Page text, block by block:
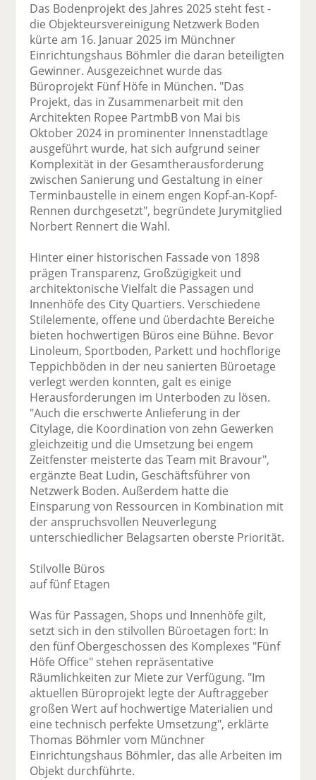
Das Bodenprojekt des Jahres 2025 steht fest -
die Objekteursvereinigung Netzwerk Boden
kürte am 16. Januar 2025 im Münchner
Einrichtungshaus Böhmler die daran beteiligten
Gewinner. Ausgezeichnet wurde das
Büroprojekt Fünf Höfe in München. "Das
Projekt, das in Zusammenarbeit mit den
Architekten Ropee PartmbB von Mai bis
Oktober 2024 in prominenter Innenstadtlage
ausgeführt wurde, hat sich aufgrund seiner
Komplexität in der Gesamtherausforderung
zwischen Sanierung und Gestaltung in einer
Terminbaustelle in einem engen Kopf-an-Kopf-
Rennen durchgesetzt", begründete Jurymitglied
Norbert Rennert die Wahl.
Hinter einer historischen Fassade von 1898
prägen Transparenz, Großzügigkeit und
architektonische Vielfalt die Passagen und
Innenhöfe des City Quartiers. Verschiedene
Stilelemente, offene und überdachte Bereiche
bieten hochwertigen Büros eine Bühne. Bevor
Linoleum, Sportboden, Parkett und hochflorige
Teppichböden in der neu sanierten Büroetage
verlegt werden konnten, galt es einige
Herausforderungen im Unterboden zu lösen.
"Auch die erschwerte Anlieferung in der
Citylage, die Koordination von zehn Gewerken
gleichzeitig und die Umsetzung bei engem
Zeitfenster meisterte das Team mit Bravour",
ergänzte Beat Ludin, Geschäftsführer von
Netzwerk Boden. Außerdem hatte die
Einsparung von Ressourcen in Kombination mit
der anspruchsvollen Neuverlegung
unterschiedlicher Belagsarten oberste Priorität.
Stilvolle Büros
auf fünf Etagen
Was für Passagen, Shops und Innenhöfe gilt,
setzt sich in den stilvollen Büroetagen fort: In
den fünf Obergeschossen des Komplexes "Fünf
Höfe Office" stehen repräsentative
Räumlichkeiten zur Miete zur Verfügung. "Im
aktuellen Büroprojekt legte der Auftraggeber
großen Wert auf hochwertige Materialien und
eine technisch perfekte Umsetzung", erklärte
Thomas Böhmler vom Münchner
Einrichtungshaus Böhmler, das alle Arbeiten im
Objekt durchführte.